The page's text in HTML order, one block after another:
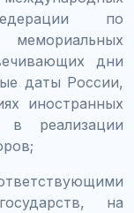
по
дни
даты России,
иностранных
в реализации
на